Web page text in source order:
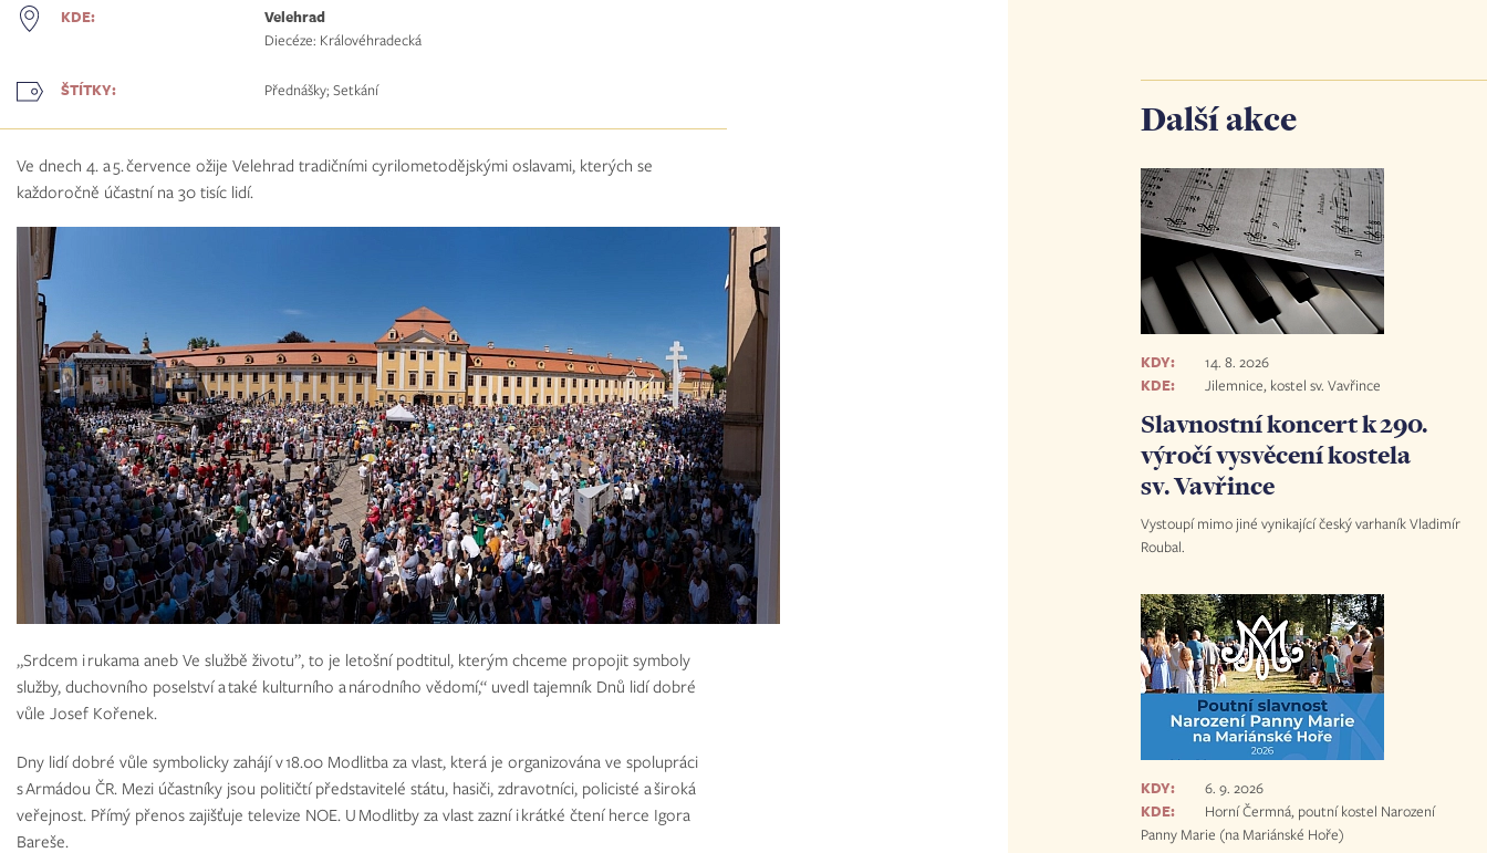
KDE:
Velehrad
Diecéze: Královéhradecká
ŠTÍTKY: Přednášky; Setkání
Ve dnech 4. a 5. července ožije Velehrad tradičními cyrilometodějskými oslavami, kterých se
každoročně účastní na 30 tisíc lidí.
„Srdcem i rukama aneb Ve službě životu”, to je letošní podtitul, kterým chceme propojit symboly
služby, duchovního poselství a také kulturního a národního vědomí,“ uvedl tajemník Dnů lidí dobré
vůle Josef Kořenek.
Dny lidí dobré vůle symbolicky zahájí v 18.00 Modlitba za vlast, která je organizována ve spolupráci
s Armádou ČR. Mezi účastníky jsou političtí představitelé státu, hasiči, zdravotníci, policisté a široká
veřejnost. Přímý přenos zajišťuje televize NOE. U Modlitby za vlast zazní i krátké čtení herce Igora
Bareše.
Další akce
KDY:
14. 8. 2026
KDE:
Jilemnice, kostel sv. Vavřince
Slavnostní koncert k 290.
výročí vysvěcení kostela
sv. Vavřince
Vystoupí mimo jiné vynikající český varhaník Vladimír
Roubal.
KDY:
6. 9. 2026
KDE:
Horní Čermná, poutní kostel Narození
Panny Marie (na Mariánské Hoře)